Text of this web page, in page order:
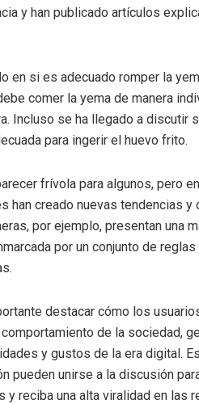
y han publicado artículos
en si es adecuado romper la
comer la yema de manera
Incluso se ha llegado a discutir
para ingerir el huevo frito.
frívola para algunos, pero
han creado nuevas tendencias
por ejemplo, presentan una
por un conjunto de
destacar cómo los
de la sociedad,
y gustos de la era digital.
pueden unirse a la discusión
y reciba una alta viralidad en las